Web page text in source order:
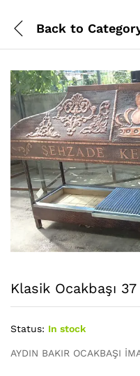
Back to
Klasik Ocakbaşı 37
Status: In stock
AYDIN BAKIR OCAKBAŞI